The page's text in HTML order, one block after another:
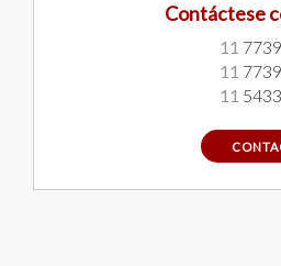
Contáctese
11
11
11